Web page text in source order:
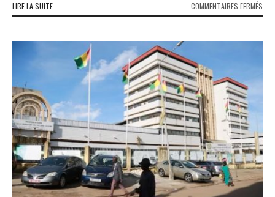
LIRE LA SUITE COMMENTAIRES FERMÉS
UNE
LA